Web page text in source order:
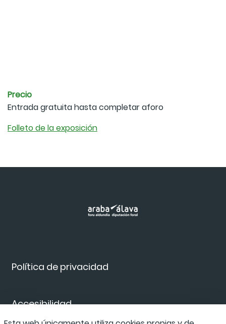
Precio
Entrada gratuita hasta completar aforo
Folleto de la exposición
Política de privacidad
Accesibilidad